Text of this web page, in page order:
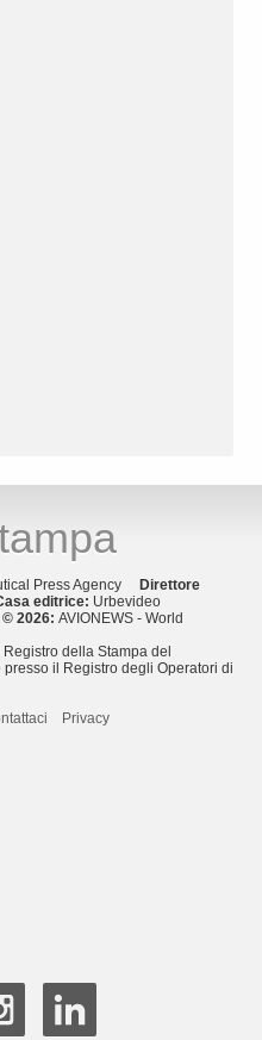
Press Agency Direttore
editrice: Urbevideo
© 2026: AVIONEWS - World
della Stampa del
il Registro degli Operatori di
Privacy